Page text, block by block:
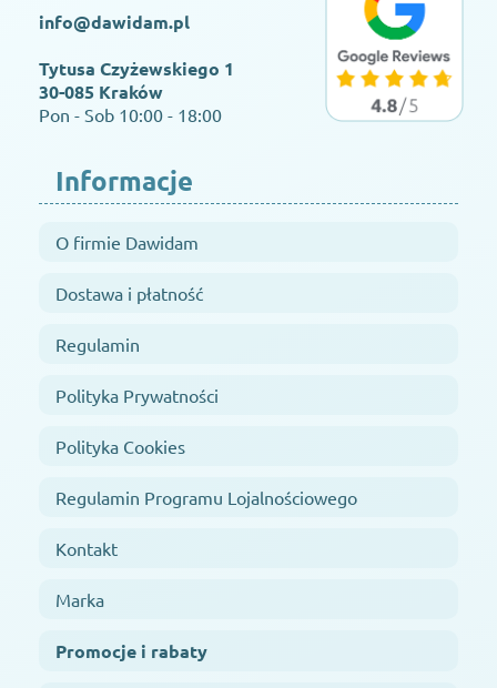
info@dawidam.pl
Tytusa Czyżewskiego 1
30-085 Kraków
Pon - Sob 10:00 - 18:00
Informacje
O firmie Dawidam
Dostawa i płatność
Regulamin
Polityka Prywatności
Polityka Cookies
Regulamin Programu Lojalnościowego
Kontakt
Marka
Promocje i rabaty